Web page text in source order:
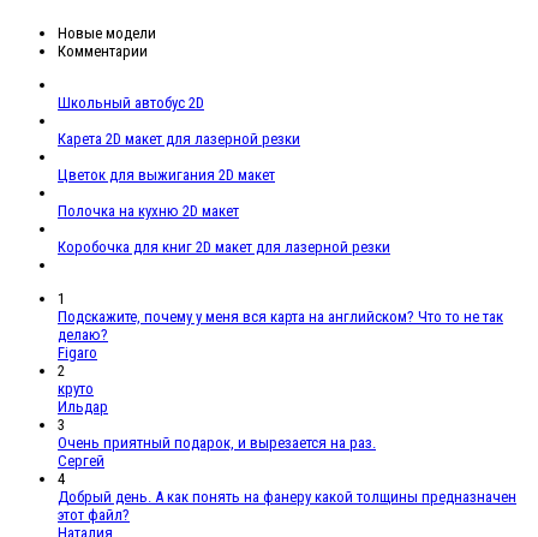
Новые модели
Комментарии
Школьный автобус 2D
Карета 2D макет для лазерной резки
Цветок для выжигания 2D макет
Полочка на кухню 2D макет
Коробочка для книг 2D макет для лазерной резки
1
Подскажите, почему у меня вся карта на английском? Что то не так
делаю?
Figaro
2
круто
Ильдар
3
Очень приятный подарок, и вырезается на раз.
Сергей
4
Добрый день. А как понять на фанеру какой толщины предназначен
этот файл?
Наталия